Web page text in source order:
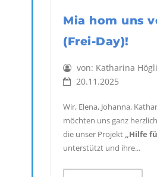
Mia hom uns
(Frei-Day)!
von: Katharina
20.11.2025
Wir, Elena, Johanna,
möchten uns ganz
die unser Projekt „Hilfe
unterstützt und ihre...